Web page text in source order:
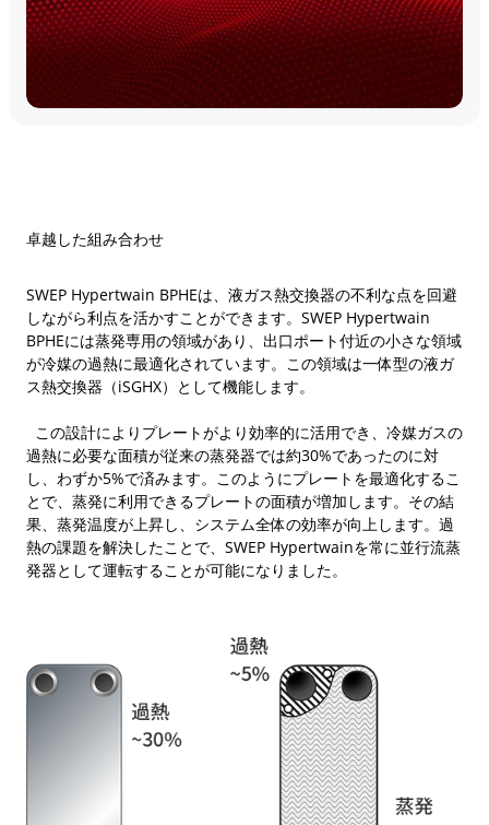
卓越した組み合わせ
SWEP Hypertwain BPHEは、液ガス熱交換器の不利な点を回避
しながら利点を活かすことができます。SWEP Hypertwain
BPHEには蒸発専用の領域があり、出口ポート付近の小さな領域
が冷媒の過熱に最適化されています。この領域は一体型の液ガ
ス熱交換器（iSGHX）として機能します。
この設計によりプレートがより効率的に活用でき、冷媒ガスの
過熱に必要な面積が従来の蒸発器では約30%であったのに対
し、わずか5%で済みます。このようにプレートを最適化するこ
とで、蒸発に利用できるプレートの面積が増加します。その結
果、蒸発温度が上昇し、システム全体の効率が向上します。過
熱の課題を解決したことで、SWEP Hypertwainを常に並行流蒸
発器として運転することが可能になりました。